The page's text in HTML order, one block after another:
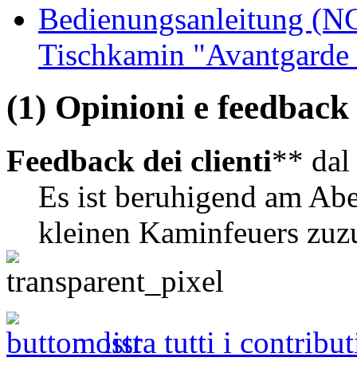
Bedienungsanleitung
Tischkamin
(1) Opinioni e
Feedback dei clienti** dal
Es ist beruhigend am
kleinen Kaminfeuers
mostra tutti i